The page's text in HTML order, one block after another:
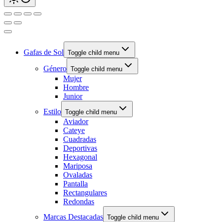
Gafas de Sol Toggle child menu
Género Toggle child menu
Mujer
Hombre
Junior
Estilo Toggle child menu
Aviador
Cateye
Cuadradas
Deportivas
Hexagonal
Mariposa
Ovaladas
Pantalla
Rectangulares
Redondas
Marcas Destacadas Toggle child menu